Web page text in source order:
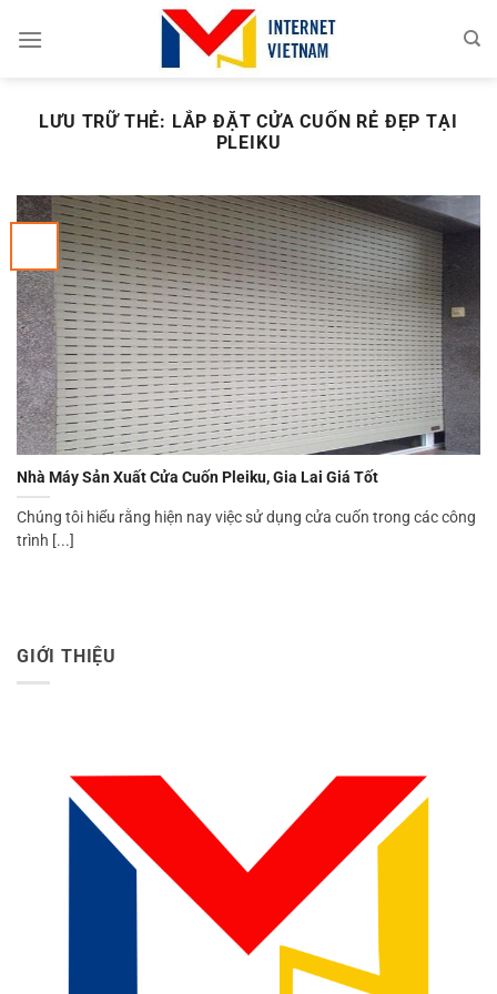
đến
LƯU TRỮ THẺ: LẮP ĐẶT CỬA CUỐN RẺ ĐẸP TẠI
PLEIKU
Nhà Máy Sản Xuất Cửa Cuốn Pleiku, Gia Lai Giá Tốt
Chúng tôi hiểu rằng hiện nay việc sử dụng cửa cuốn trong các công
trình [...]
GIỚI THIỆU